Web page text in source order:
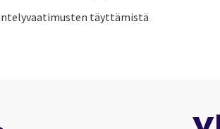
täyttämistä